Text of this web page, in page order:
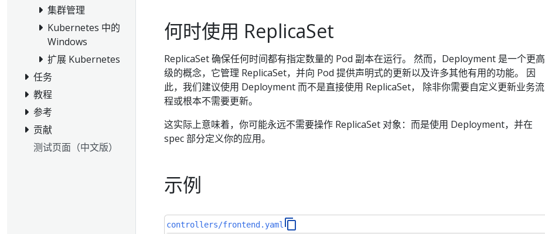
集群管理
Kubernetes 中的
Windows
扩展 Kubernetes
任务
教程
参考
贡献
测试页面（中文版）
何时使用 ReplicaSet
ReplicaSet 确保任何时间都有指定数量的 Pod 副本在运行。 然而，Deployment 是一个更高
级的概念，它管理 ReplicaSet，并向 Pod 提供声明式的更新以及许多其他有用的功能。 因
此，我们建议使用 Deployment 而不是直接使用 ReplicaSet， 除非你需要自定义更新业务流
程或根本不需要更新。
这实际上意味着，你可能永远不需要操作 ReplicaSet 对象：而是使用 Deployment，并在
spec 部分定义你的应用。
示例
controllers/frontend.yaml